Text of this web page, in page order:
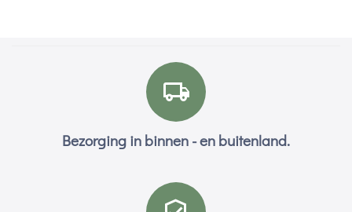
Bezorging in binnen - en buitenland.